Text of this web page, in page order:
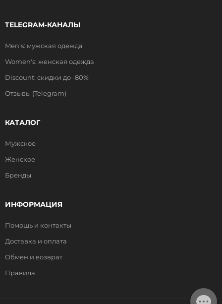
TELEGRAM-КАНАЛЫ
Men's: мужская одежда
Women's: женская одежда
Discount: скидки до -80%
Отзывы (Telegram)
КАТАЛОГ
Мужское
Женское
Бренды
ИНФОРМАЦИЯ
Помощь и контакты
Доставка и оплата
Обмен и возврат
Правила